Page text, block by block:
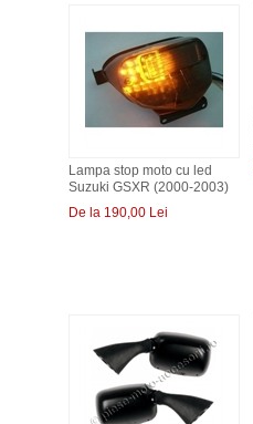
CONSUMABILE MOTO
SERVICII MOTO
Lampa stop moto cu led
Suzuki GSXR (2000-2003)
De la 190,00 Lei